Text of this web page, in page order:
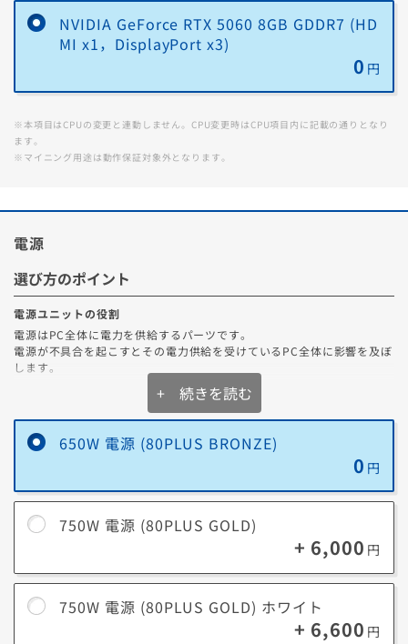
NVIDIA GeForce RTX 5060 8GB GDDR7 (HD
MI x1，DisplayPort x3)
0 円
※本項目はCPUの変更と連動しません。CPU変更時はCPU項目内に記載の通りとなり
ます。
※マイニング用途は動作保証対象外となります。
電源
選び方のポイント
電源ユニットの役割
電源はPC全体に電力を供給するパーツです。
電源が不具合を起こすとその電力供給を受けているPC全体に影響を及ぼ
します。
なのでより容量があり、高効率の電源を選ぶことが大切です。
+ 続きを読む
650W 電源 (80PLUS BRONZE)
0 円
750W 電源 (80PLUS GOLD)
+ 6,000 円
750W 電源 (80PLUS GOLD) ホワイト
+ 6,600 円